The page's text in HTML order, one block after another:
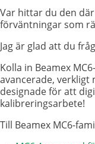
Var hittar du den
förväntningar som
Jag är glad att du
Kolla in Beamex
avancerade,
designade för att
kalibreringsarbete!
Till Beamex MC6-